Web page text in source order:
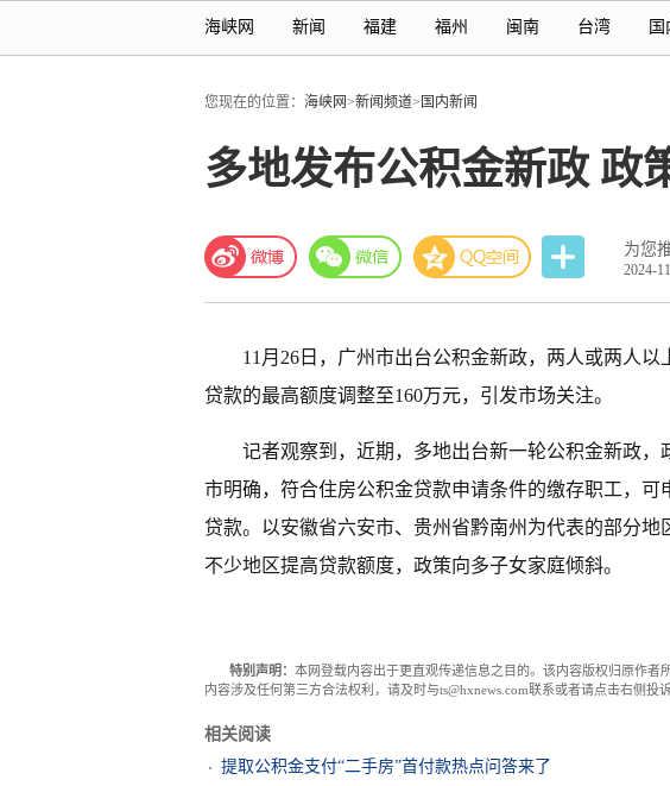
海峡网 新闻 福建 福州 闽南 台湾 国
您现在的位置： 海峡网>新闻频道> 国内新闻
多地发布公积金新政 政
为您
2024-
11月26日，广州市出台公积金新政，两人或两人
贷款的最高额度调整至160万元，引发市场关注。
记者观察到，近期，多地出台新一轮公积金新政
市明确，符合住房公积金贷款申请条件的缴存职工，
贷款。以安徽省六安市、贵州省黔南州为代表的部分地
不少地区提高贷款额度，政策向多子女家庭倾斜。
特别声明： 本网登载内容出于更直观传递信息之目的。该内容版权归原作
内容涉及任何第三方合法权利，请及时与ts@hxnews.com联系或者请点击右侧投
相关阅读
提取公积金支付“二手房”首付款热点问答来了